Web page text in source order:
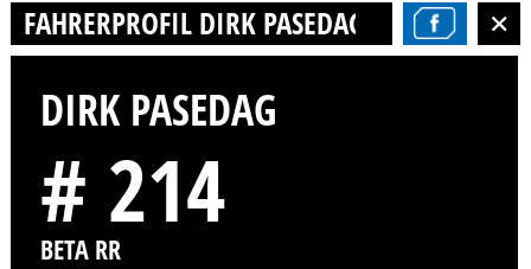
FAHRERPROFIL DIRK PASEDAG
DIRK PASEDAG
# 214
BETA RR